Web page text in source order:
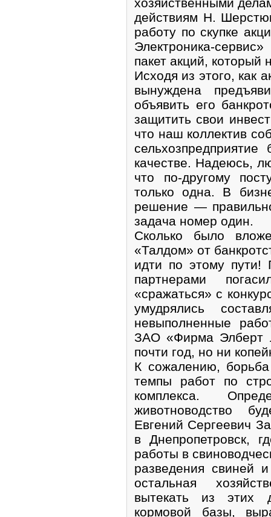
действиям Н.
работу по скупке
Электроника-
пакет акций, который
Исходя из этого, как
вынуждена
объявить его
защитить свои
что наш коллектив
качестве. Надеюсь,
что по-другому
только одна. В
решение —
задача номер один.
Сколько было
«Талдом» от
идти по этому
партнерами
«сражаться» с
умудрялись
невыполненные
ЗАО «Фирма Элберт
почти год, но ни
К сожалению,
темпы работ по
комплекса.
животноводство
Евгений Сергеевич
в Днепропетровск,
работы в
разведения свиней
остальная
вытекать из этих
кормовой базы,